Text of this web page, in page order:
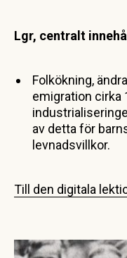
Lgr, centralt innehåll
Folkökning,
emigration cirka
av detta för
levnadsvillkor.
Till den digitala